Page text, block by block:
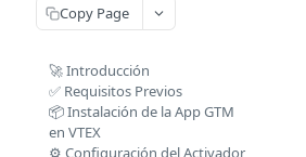
Copy Page
🚀 Introducción
✅ Requisitos Previos
📦 Instalación de la App GTM
en VTEX
⚙️ Configuración del Activador